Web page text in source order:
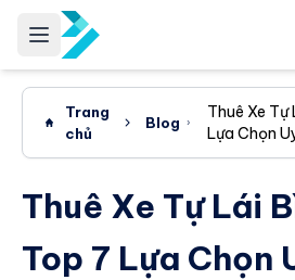
Trang
chủ
Blog
Thuê Xe Tự
Lựa Chọn
Thuê Xe Tự Lái
Top 7 Lựa Chọn